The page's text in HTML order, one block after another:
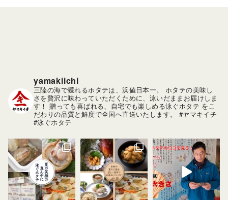
yamakiichi
三陸の海で獲れるホタテは、浜値日本一。
ホタテの美味し
さを贅沢に味わっていただくために、泳いだままお届けしま
す！ 贈っても喜ばれる、自宅でも楽しめる泳ぐホタテ をこ
だわりの品質と鮮度で全国へ直送いたします。
#ヤマキイチ
#泳ぐホタテ